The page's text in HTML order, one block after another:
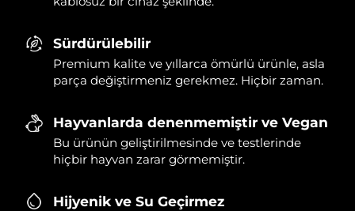
Sürdürülebilir
Premium kalite ve yıllarca ömürlü ürünle, asla
parça değiştirmeniz gerekmez. Hiçbir zaman.
Hayvanlarda denenmemiştir ve Vegan
Bu ürünün geliştirilmesinde ve testlerinde
hiçbir hayvan zarar görmemiştir.
Hijyenik ve Su Geçirmez